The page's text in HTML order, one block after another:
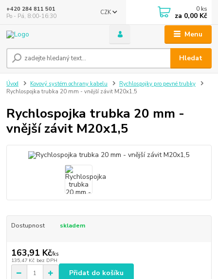
Menu
CZK
Hledat
+420 284 811 501
Po - Pá, 8:00-16:30
0 ks
za 0,00 Kč
Úvod Kovový systém ochrany kabelu
Rychlospojky pro pevné trubky
Rychlospojka trubka 20 mm - vnější závit M20x1,5
Rychlospojka trubka 20 mm -
vnější závit M20x1,5
Dostupnost skladem
163,91 Kč/ks
135,47 Kč bez DPH
Přidat do košíku